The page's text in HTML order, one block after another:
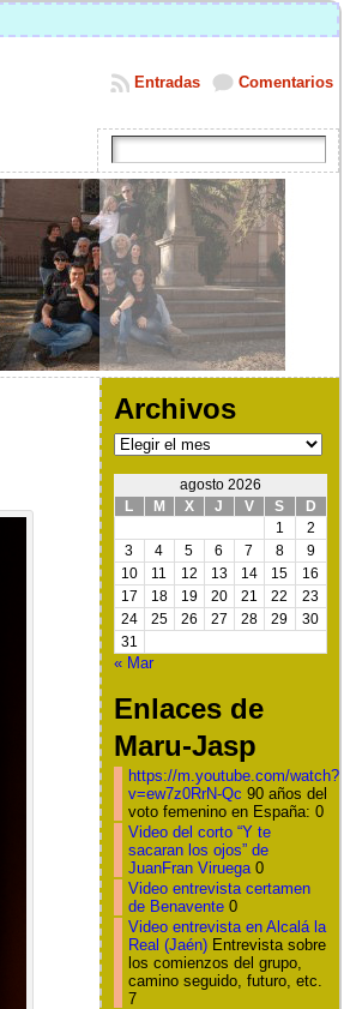
Comentarios
Entradas
Archivos
Archivos
agosto 2026
L
M X J V S
D
1
2
3
4 5 6 7 8
9
10
11 12 13 14 15
16
17
18 19 20 21 22
23
24
25 26 27 28 29
30
31
« Mar
Enlaces de
Maru-Jasp
https://m.youtube.com/watch?
v=ew7z0RrN-Qc 90 años del
voto femenino en España: 0
Video del corto “Y te
sacaran los ojos” de
JuanFran Viruega0
Video entrevista certamen
de Benavente0
Video entrevista en Alcalá la
Real (Jaén)Entrevista sobre
los comienzos del grupo,
camino seguido, futuro, etc.
7